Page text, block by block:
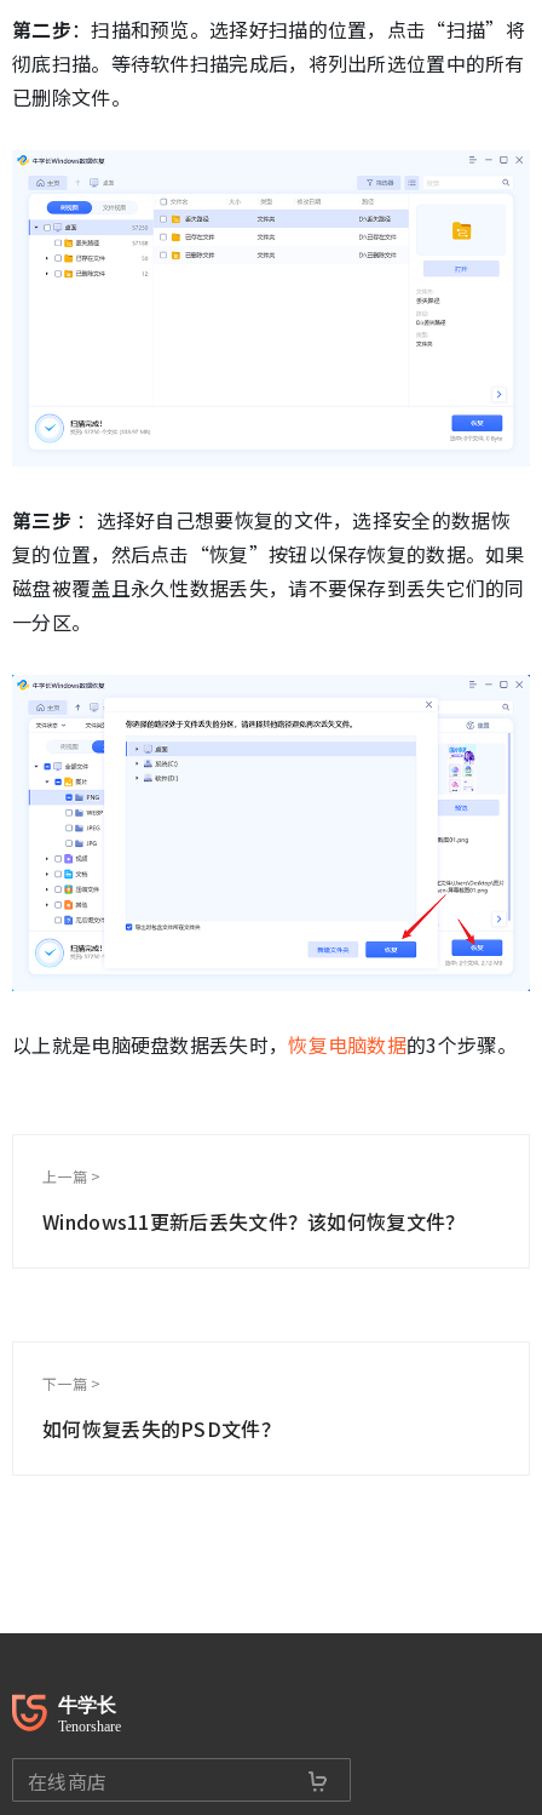
第二步：扫描和预览。选择好扫描的位置，点击“扫描”将
彻底扫描。等待软件扫描完成后，将列出所选位置中的所有
已删除文件。
第三步：选择好自己想要恢复的文件，选择安全的数据恢
复的位置，然后点击“恢复”按钮以保存恢复的数据。如果
磁盘被覆盖且永久性数据丢失，请不要保存到丢失它们的同
一分区。
以上就是电脑硬盘数据丢失时，恢复电脑数据的3个步骤。
上一篇 >
Windows11更新后丢失文件？该如何恢复文件？
下一篇 >
如何恢复丢失的PSD文件？
在线商店